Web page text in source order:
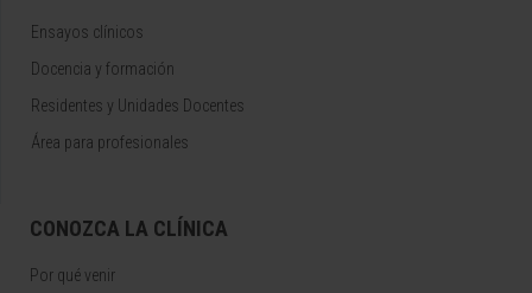
Ensayos clínicos
Docencia y formación
Residentes y Unidades Docentes
Área para profesionales
CONOZCA LA CLÍNICA
Por qué venir